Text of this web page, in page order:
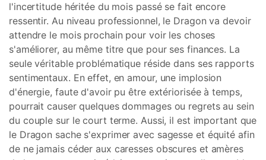
l'incertitude héritée du mois passé se fait encore
ressentir. Au niveau professionnel, le Dragon va devoir
attendre le mois prochain pour voir les choses
s'améliorer, au même titre que pour ses finances. La
seule véritable problématique réside dans ses rapports
sentimentaux. En effet, en amour, une implosion
d'énergie, faute d'avoir pu être extériorisée à temps,
pourrait causer quelques dommages ou regrets au sein
du couple sur le court terme. Aussi, il est important que
le Dragon sache s'exprimer avec sagesse et équité afin
de ne jamais céder aux caresses obscures et amères